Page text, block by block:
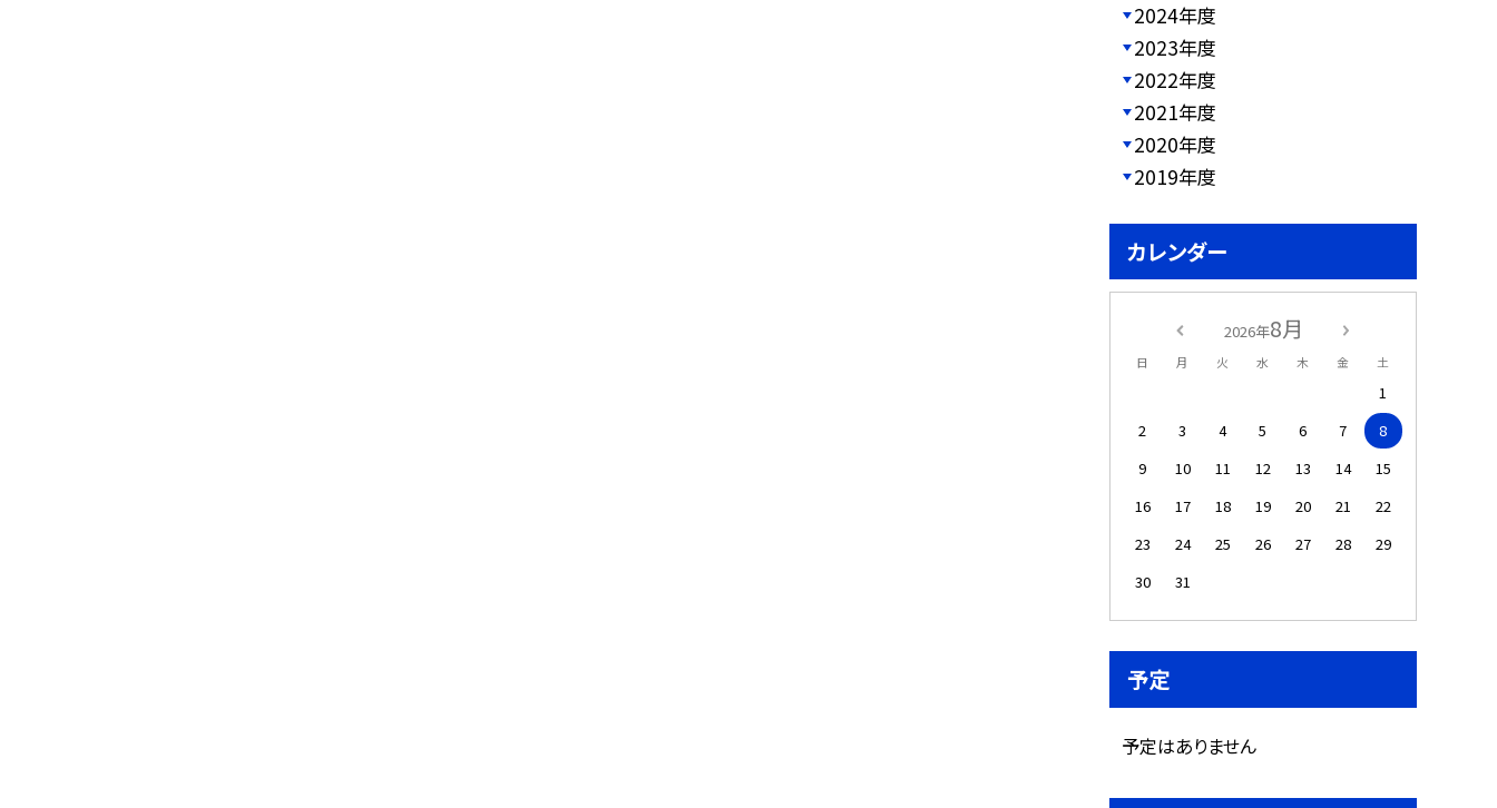
2024年度
2023年度
2022年度
2021年度
2020年度
2019年度
カレンダー
2026年8月
日 月 火 水 木 金 土
1
2
3 4 5 6 7
8
9
10 11 12 13 14
15
16
17 18 19 20 21
22
23
24 25 26 27 28
29
30
31
予定
予定はありません